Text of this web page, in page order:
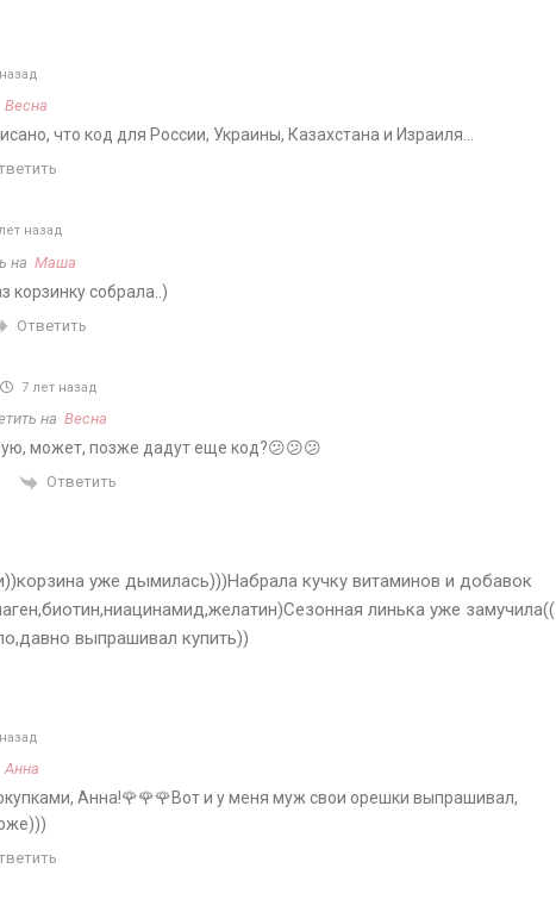
Весна
что код для России, Украины, Казахстана и Израиля…
назад
на Маша
корзинку собрала..)
Ответить
7 лет назад
на Весна
может, позже дадут еще код?😕😕😕
Ответить
уже дымилась)))Набрала кучку витаминов и добавок
линька уже замучила((
выпрашивал купить))
Анна
Анна!🌹🌹🌹Вот и у меня муж свои орешки выпрашивал,